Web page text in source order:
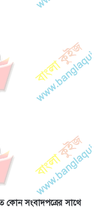
কোন সংবাদপত্রের সাথে